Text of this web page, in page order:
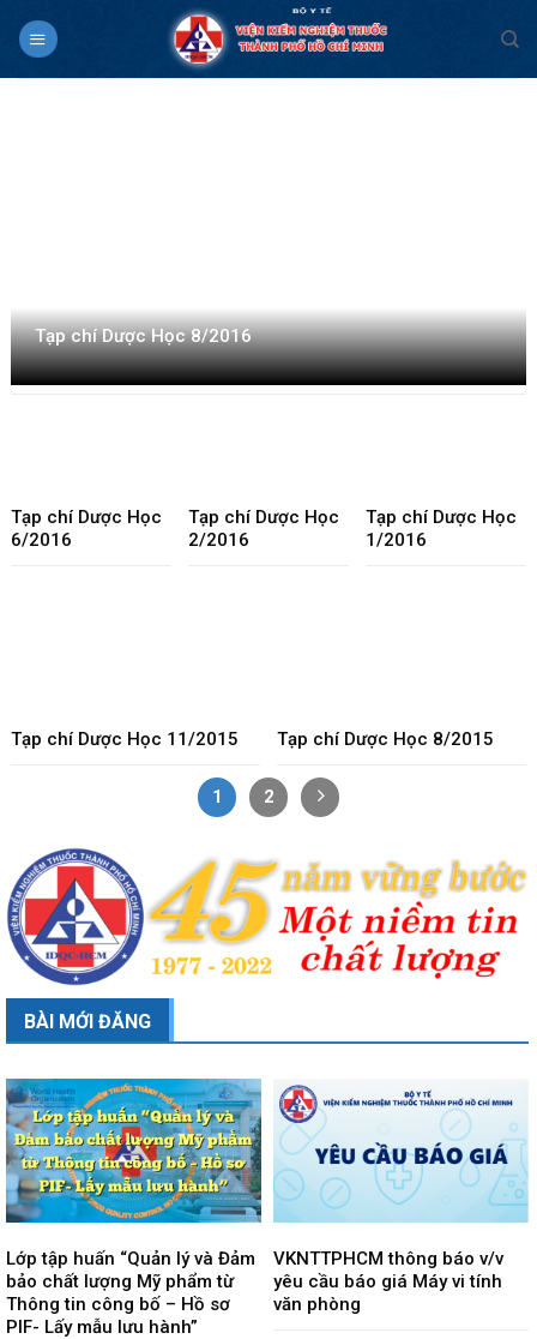
Tạp chí Dược Học 8/2016
Tạp chí Dược Học
6/2016
Tạp chí Dược Học
2/2016
Tạp chí Dược Học
1/2016
Tạp chí Dược Học 11/2015 Tạp chí Dược Học 8/2015
1 2
BÀI MỚI ĐĂNG
Lớp tập huấn “Quản lý và Đảm
bảo chất lượng Mỹ phẩm từ
Thông tin công bố – Hồ sơ
PIF- Lấy mẫu lưu hành”
VKNTTPHCM thông báo v/v
yêu cầu báo giá Máy vi tính
văn phòng